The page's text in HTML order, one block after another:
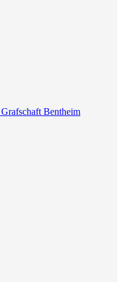
Bentheim